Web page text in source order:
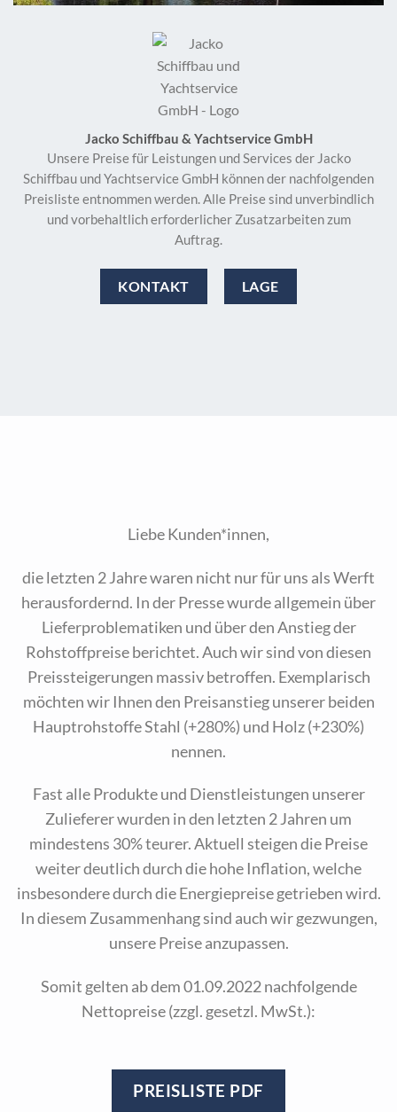
und Booten
Jacko Schiffbau & Yachtservice GmbH
Unsere Preise für Leistungen und Services der Jacko
Schiffbau und Yachtservice GmbH können der nachfolgenden
Preisliste entnommen werden. Alle Preise sind unverbindlich
und vorbehaltlich erforderlicher Zusatzarbeiten zum
Auftrag.
KONTAKT LAGE
Liebe Kunden*innen,
die letzten 2 Jahre waren nicht nur für uns als Werft
herausfordernd. In der Presse wurde allgemein über
Lieferproblematiken und über den Anstieg der
Rohstoffpreise berichtet. Auch wir sind von diesen
Preissteigerungen massiv betroffen. Exemplarisch
möchten wir Ihnen den Preisanstieg unserer beiden
Hauptrohstoffe Stahl (+280%) und Holz (+230%)
nennen.
Fast alle Produkte und Dienstleistungen unserer
Zulieferer wurden in den letzten 2 Jahren um
mindestens 30% teurer. Aktuell steigen die Preise
weiter deutlich durch die hohe Inflation, welche
insbesondere durch die Energiepreise getrieben wird.
In diesem Zusammenhang sind auch wir gezwungen,
unsere Preise anzupassen.
Somit gelten ab dem 01.09.2022 nachfolgende
Nettopreise (zzgl. gesetzl. MwSt.):
PREISLISTE PDF